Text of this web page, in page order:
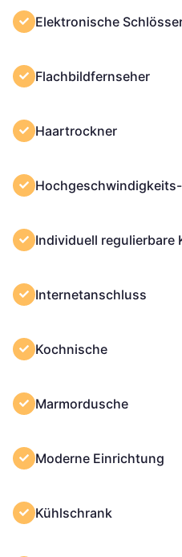
Elektronische
Flachbildfernseher
Haartrockner
Individuell regulierbare
Internetanschluss
Kochnische
Marmordusche
Moderne Einrichtung
Kühlschrank